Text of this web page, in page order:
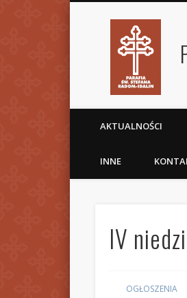
AKTUALNOŚCI
INNE
IV
OGŁOSZENIA